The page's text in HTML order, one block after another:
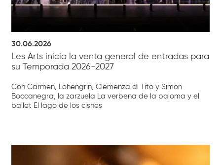
30.06.2026
Les Arts inicia la venta general de entradas para
su Temporada 2026-2027
Con Carmen, Lohengrin, Clemenza di Tito y Simon
Boccanegra, la zarzuela La verbena de la paloma y el
ballet El lago de los cisnes